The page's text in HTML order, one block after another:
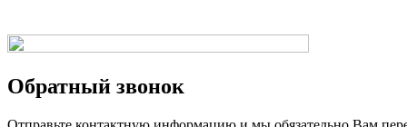
Обратный звонок